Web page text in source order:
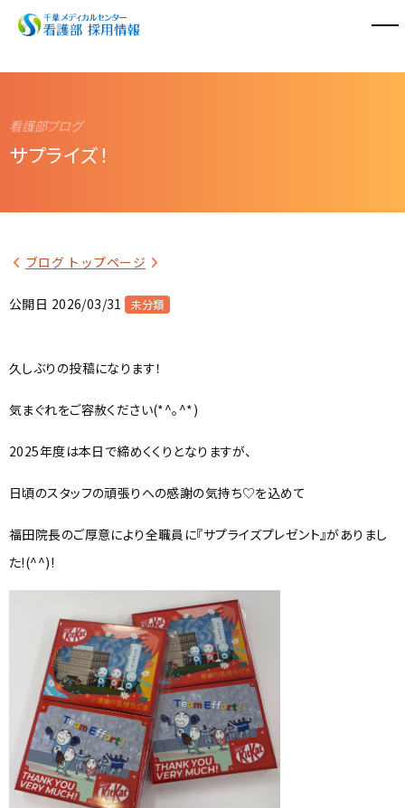
教育体制
看護部ブログ
千葉メディカルセンター
スポーツ医学センター
産科病棟
美容外科
健診センター
看護部
サプライズ！
ブログ トップページ
公開日 2026/03/31 未分類
久しぶりの投稿になります！
気まぐれをご容赦ください(*^。^*)
2025年度は本日で締めくくりとなりますが、
日頃のスタッフの頑張りへの感謝の気持ち♡を込めて
福田院長のご厚意により全職員に『サプライズプレゼント』がありまし
た!(^^)!